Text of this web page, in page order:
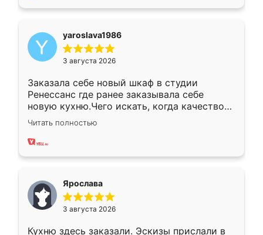
yaroslava1986
3 августа 2026
Заказала себе новый шкаф в студии
Ренессанс где ранее заказывала себе
новую кухню.Чего искать, когда качеством
вполне довольна. Служит кухня уже почти
два года, нареканий нет.
Читать полностью
Ярослава
3 августа 2026
Кухню здесь заказали. Эскизы прислали в